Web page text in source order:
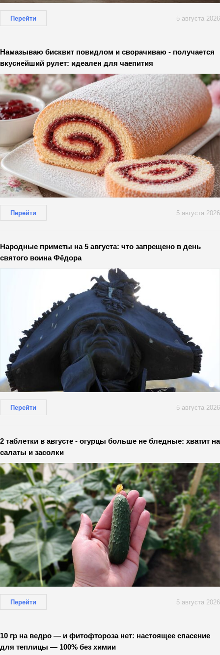
Перейти 5 августа 2026
Намазываю бисквит повидлом и сворачиваю - получается
вкуснейший рулет: идеален для чаепития
Перейти 5 августа 2026
Народные приметы на 5 августа: что запрещено в день
святого воина Фёдора
Перейти 5 августа 2026
2 таблетки в августе - огурцы больше не бледные: хватит на
салаты и засолки
Перейти 5 августа 2026
10 гр на ведро — и фитофтороза нет: настоящее спасение
для теплицы — 100% без химии